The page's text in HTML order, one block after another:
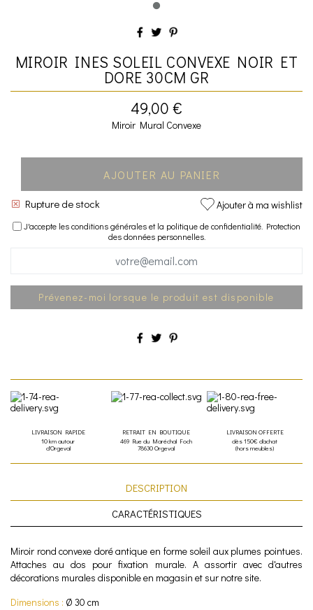
MIROIR INES SOLEIL CONVEXE NOIR ET
DORE 30CM GR
49,00 €
Miroir Mural Convexe
AJOUTER AU PANIER
Rupture de stock Ajouter à ma wishlist
J'accepte les conditions générales et la politique de confidentialité. Protection
des données personnelles.
Prévenez-moi lorsque le produit est disponible
LIVRAISON RAPIDE
10 km autour
d'Orgeval
RETRAIT EN BOUTIQUE
469 Rue du Maréchal Foch
78630 Orgeval
LIVRAISON OFFERTE
dès 150€ d'achat
(hors meubles)
DESCRIPTION
CARACTÉRISTIQUES
Miroir rond convexe doré antique en forme soleil aux plumes pointues.
Attaches au dos pour fixation murale. A assortir avec d'autres
décorations murales disponible en magasin et sur notre site.
Dimensions : Ø 30 cm